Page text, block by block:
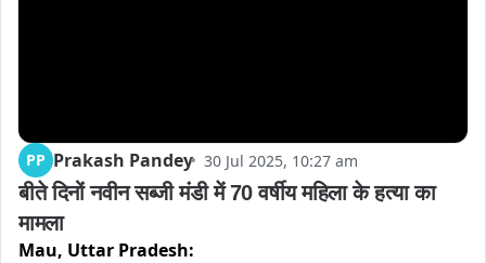
PP Prakash Pandey 30 Jul 2025, 10:27 am
बीते दिनों नवीन सब्जी मंडी में 70 वर्षीय महिला के हत्या का
मामला
Mau, Uttar Pradesh: